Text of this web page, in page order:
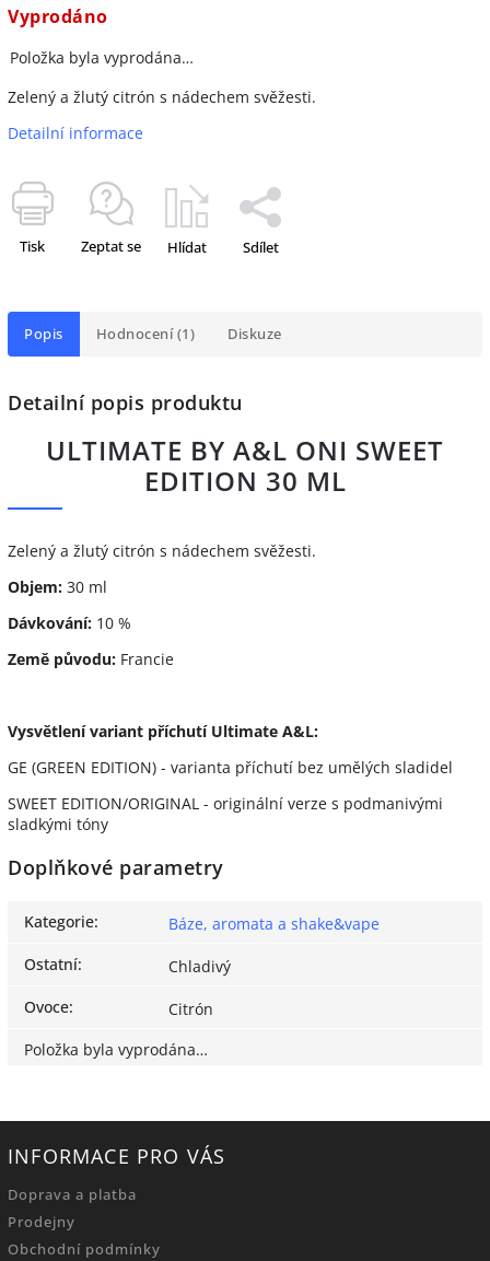
Vyprodáno
Položka byla vyprodána…
Zelený a žlutý citrón s nádechem svěžesti.
Detailní informace
Tisk Zeptat se Hlídat Sdílet
Popis Hodnocení (1) Diskuze
Detailní popis produktu
ULTIMATE BY A&L ONI SWEET
EDITION 30 ML
Zelený a žlutý citrón s nádechem svěžesti.
Objem: 30 ml
Dávkování: 10 %
Země původu: Francie
Vysvětlení variant příchutí Ultimate A&L:
GE (GREEN EDITION) - varianta příchutí bez umělých sladidel
SWEET EDITION/ORIGINAL - originální verze s podmanivými
sladkými tóny
Doplňkové parametry
Kategorie:
Báze, aromata a shake&vape
Ostatní:
Chladivý
Ovoce:
Citrón
Položka byla vyprodána…
INFORMACE PRO VÁS
Doprava a platba
Prodejny
Obchodní podmínky